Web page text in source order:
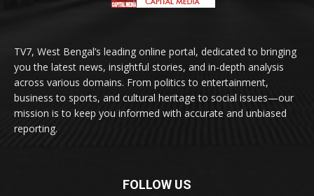
TV7, West Bengal’s leading online portal, dedicated to bringing
you the latest news, insightful stories, and in-depth analysis
across various domains. From politics to entertainment,
business to sports, and cultural heritage to social issues—our
mission is to keep you informed with accurate and unbiased
reporting.
FOLLOW US